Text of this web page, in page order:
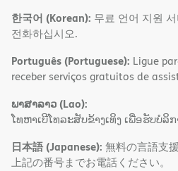
한국어 (Korean): 무료 언어 지원
전화하십시오.
Português (Portuguese): Ligue
receber serviços gratuitos de
ພາສາລາວ (Lao):
ໂທຫາເບີໂທລະສັບຂ້າງເທິງ ເພື່ອຮັບບໍ
日本語 (Japanese): 無料の言語支
上記の番号までお電話ください。